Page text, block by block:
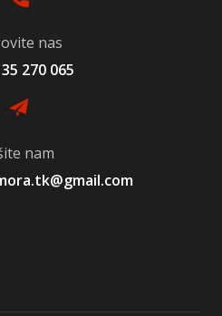
nas
270 065
nam